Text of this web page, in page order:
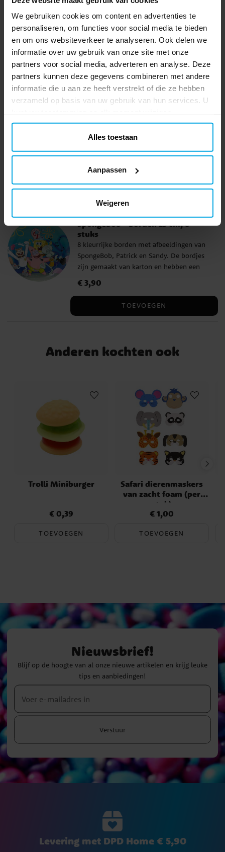
We gebruiken cookies om content en advertenties te
personaliseren, om functies voor social media te bieden
en om ons websiteverkeer te analyseren. Ook delen we
informatie over uw gebruik van onze site met onze
partners voor social media, adverteren en analyse. Deze
partners kunnen deze gegevens combineren met andere
informatie die u aan ze heeft verstrekt of die ze hebben
verzameld op basis van uw gebruik van hun services. U
Alles toestaan
Aanpassen
Weigeren
SpongeBob - Papieren bekers 220
ml, 8 stuks
8 papieren bekers met grappige
afbeeldingen uit de wereld van
SpongeBob. De bekers hebben een inhoud
van ca. 220 ml en zijn perfect om sap of
drankjes te serveren tijdens een kleurrijk
verjaardagsfeestje!
Prijs:€ 3,29
€ 3,29
TOEVOEGEN
SpongeBob - Bordjes 8 stuks
8 bordjes met SpongeBob en zijn vrienden
diameter van ca. 18 cm en zijn ideaal voor
taart, snacks of kleine lekkernijen tijdens
Actuele prijs:€ 2,99
€ 2,99 € 3,29
SpongeBob - Borden 23 cm, 8
stuks
8 kleurrijke borden met afbeeldingen van
SpongeBob, Patrick en Sandy. De bordjes
zijn gemaakt van karton en hebben een
vrolijk en bruisend onderwaterfeestje!
Prijs:€ 3,90
€ 3,90
TOEVOEGEN
Anderen kochten ook
Trolli Miniburger
Prijs :€ 0,39
€ 0,39
TOEVOEGEN
Safari dierenmaskers
van zacht foam (per
stuk)
Prijs :€ 1,00
€ 1,00
TOEVOEGEN
Nieuwsbrief!
Blijf op de hoogte van al onze nieuwe artikelen en krijg leuke
tips en aanbiedingen!
Verstuur
Levering met DPD Home € 5,90